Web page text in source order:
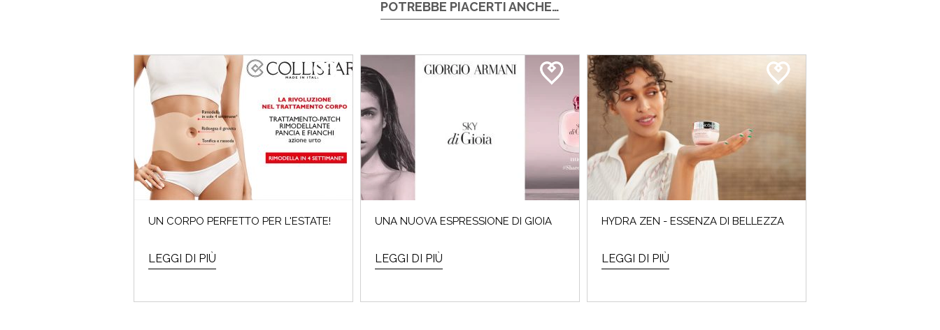
POTREBBE PIACERTI ANCHE…
UN CORPO PERFETTO PER L'ESTATE!
LEGGI DI PIÙ
UNA NUOVA ESPRESSIONE DI GIOIA
LEGGI DI PIÙ
HYDRA ZEN - ESSENZA DI BELLEZZA
LEGGI DI PIÙ